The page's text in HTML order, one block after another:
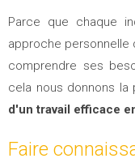
Parce que chaque
approche personnelle
comprendre ses
cela nous donnons la
d'un travail efficace
Faire